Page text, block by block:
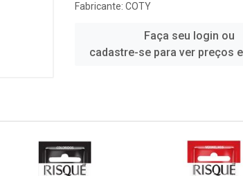
Fabricante: COTY
Faça seu login ou
cadastre-se para ver preços